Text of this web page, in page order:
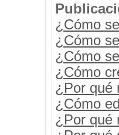
¿Cómo
¿Cómo
¿Cómo
¿Cómo
¿Por qué
¿Cómo
¿Por qué